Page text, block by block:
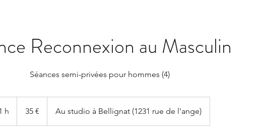
Reconnexion au Masculin
Séances semi-privées pour hommes (4)
h 35 € Au studio à Bellignat (1231 rue de l'ange)